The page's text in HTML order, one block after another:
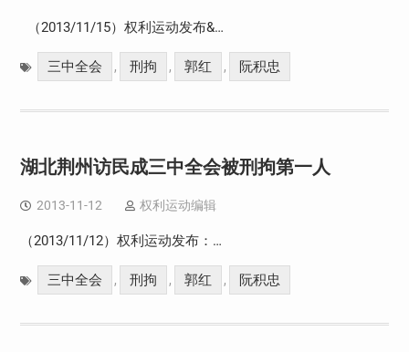
（2013/11/15）权利运动发布&…
三中全会 , 刑拘 , 郭红 , 阮积忠
湖北荆州访民成三中全会被刑拘第一人
2013-11-12 权利运动编辑
（2013/11/12）权利运动发布：…
三中全会 , 刑拘 , 郭红 , 阮积忠